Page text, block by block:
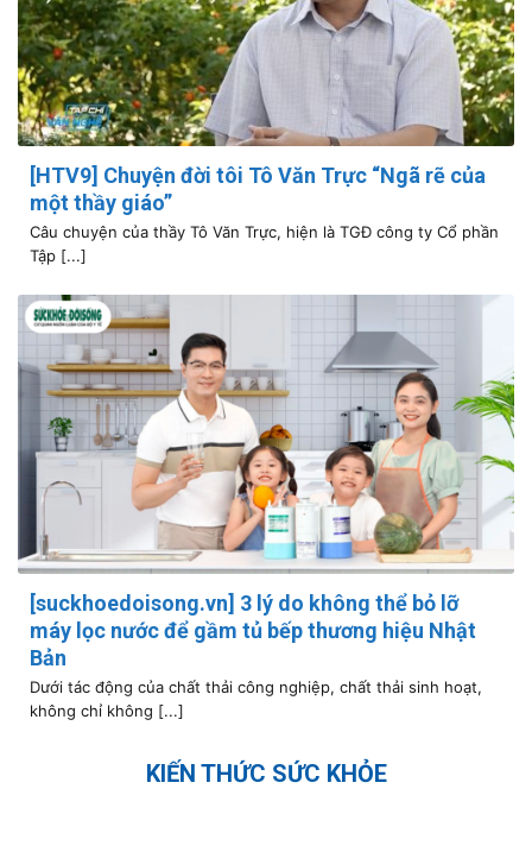
[HTV9] Chuyện đời tôi Tô Văn Trực “Ngã rẽ của
một thầy giáo”
Câu chuyện của thầy Tô Văn Trực, hiện là TGĐ công ty Cổ phần
Tập [...]
[suckhoedoisong.vn] 3 lý do không thể bỏ lỡ
máy lọc nước để gầm tủ bếp thương hiệu Nhật
Bản
Dưới tác động của chất thải công nghiệp, chất thải sinh hoạt,
không chỉ không [...]
KIẾN THỨC SỨC KHỎE